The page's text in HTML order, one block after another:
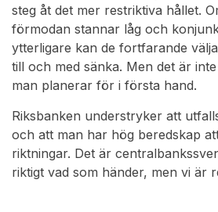
steg åt det mer restriktiva hållet.
förmodan stannar låg och
ytterligare kan de fortfarande
till och med sänka. Men det är
man planerar för i första hand.
Riksbanken understryker att
och att man har hög beredskap
riktningar. Det är
riktigt vad som händer, men vi är